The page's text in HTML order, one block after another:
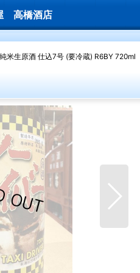
高橋酒店
米生原酒 仕込7号 (要冷蔵) R6BY 720ml